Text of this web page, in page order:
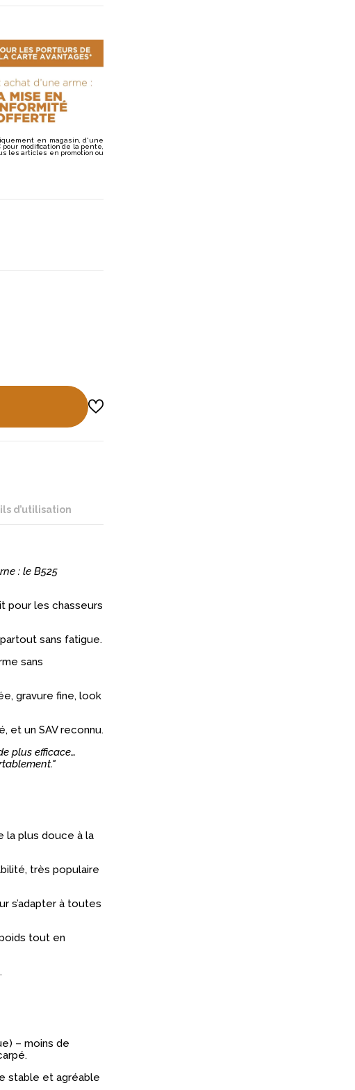
en magasin, d'une
modification de la pente,
les articles en promotion ou
d’utilisation
: le B525
pour les chasseurs
sans fatigue.
sans
gravure fine, look
et un SAV reconnu.
plus efficace…
la plus douce à la
très populaire
s’adapter à toutes
tout en
– moins de
stable et agréable